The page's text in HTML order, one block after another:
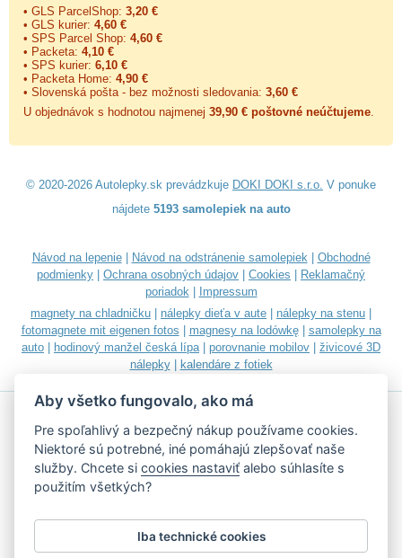
• GLS ParcelShop: 3,20 €
• GLS kurier: 4,60 €
• SPS Parcel Shop: 4,60 €
• Packeta: 4,10 €
• SPS kurier: 6,10 €
• Packeta Home: 4,90 €
• Slovenská pošta - bez možnosti sledovania: 3,60 €
U objednávok s hodnotou najmenej 39,90 € poštovné neúčtujeme
© 2020-2026 Autolepky.sk prevádzkuje DOKI DOKI s.r.o. V ponuke
nájdete 5193 samolepiek na auto
Návod na lepenie| Návod na odstránenie samolepiek| Obchodné
podmienky
Ochrana osobných údajov Cookies
Reklamačný
poriadok|
Impressum
magnety na chladničku
nálepky dieťa v aute nálepky na stenu
fotomagnete mit eigenen fotos
magnesy na lodówkę| samolepky na
auto
hodinový manžel česká lípa| porovnanie mobilov
živicové 3D
nálepky| kalendáre z fotiek
Akceptujeme všetky bežné platobné karty
Podľa zákona o evidencii tržieb je predávajúci povinný vystaviť
Aby všetko fungovalo, ako má
Pre spoľahlivý a bezpečný nákup používame cookies.
Niektoré sú potrebné, iné pomáhajú zlepšovať naše
služby. Chcete sicookies nastaviť alebo súhlasíte s
použitím všetkých?
Iba technické cookies